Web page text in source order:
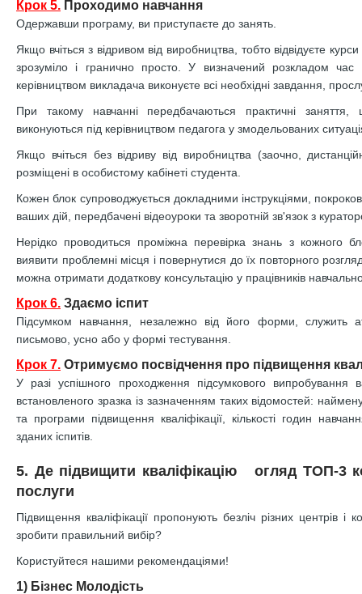
Крок 5. Проходимо навчання
Одержавши програму, ви приступаєте до занять.
Якщо вчіться з відривом від виробництва, тобто відвідуєте
зрозуміло і гранично просто. У визначений розкладом час
керівництвом викладача виконуєте всі необхідні завдання,
При такому навчанні передбачаються практичні
виконуються під керівництвом педагога у змодельованих
Якщо вчіться без відриву від виробництва (заочно,
розміщені в особистому кабінеті студента.
Кожен блок супроводжується докладними інструкціями,
ваших дій, передбачені відеоуроки та зворотній зв'язок з
Нерідко проводиться проміжна перевірка знань з кожного
виявити проблемні місця і повернутися до їх повторного
можна отримати додаткову консультацію у працівників
Крок 6. Здаємо іспит
Підсумком навчання, незалежно від його форми, служить
письмово, усно або у формі тестування.
Крок 7. Отримуємо посвідчення про підвищення
У разі успішного проходження підсумкового
встановленого зразка із зазначенням таких відомостей:
та програми підвищення кваліфікації, кількості годин
зданих іспитів.
5. Де підвищити кваліфікацію огляд ТОП-3
послуги
Підвищення кваліфікації пропонують безліч різних центрів
зробити правильний вибір?
Користуйтеся нашими рекомендаціями!
1) Бізнес Молодість